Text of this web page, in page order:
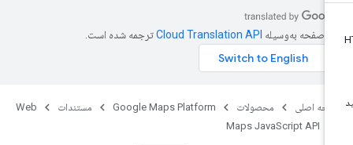
صفحه به‌وسیله ترجمه شده است.
اصلی محصولات Google Maps Platform مستندات
Web
Maps JavaScript API